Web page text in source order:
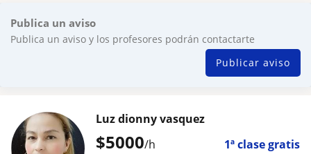
Publica un aviso
Publica un aviso y los profesores podrán contactarte
Publicar aviso
$5000/h 1ª clase gratis
Luz dionny vasquez